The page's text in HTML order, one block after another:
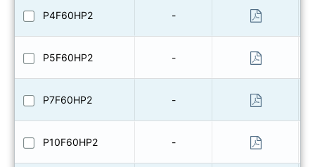
P4F60HP2
P5F60HP2
P7F60HP2
P10F60HP2
-
-
-
-